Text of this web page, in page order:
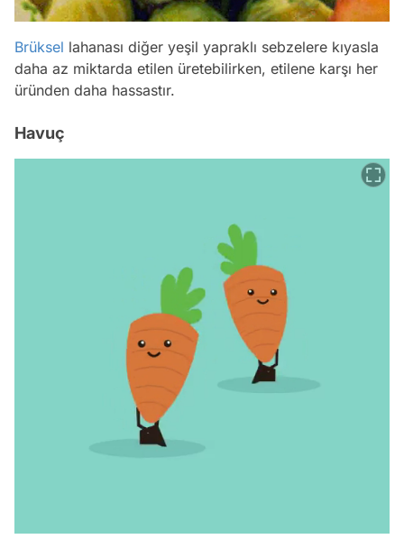
Brüksel lahanası diğer yeşil yapraklı sebzelere kıyasla
daha az miktarda etilen üretebilirken, etilene karşı her
üründen daha hassastır.
Havuç